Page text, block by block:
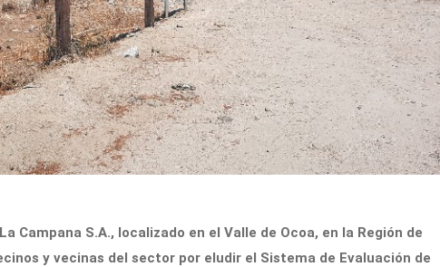
Campana S.A., localizado en el Valle de Ocoa, en la Región de
y vecinas del sector por eludir el Sistema de Evaluación de